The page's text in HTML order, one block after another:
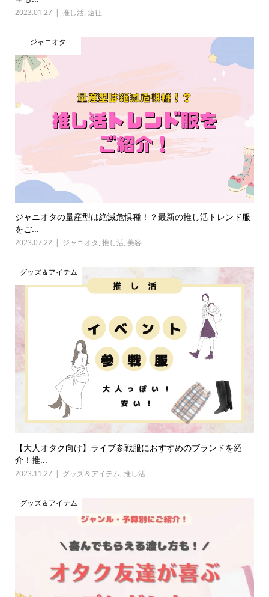
2023.01.27 推し活, 遠征
ジャニオタ
ジャニオタの量産型は絶滅危惧種！？最新の推し活トレンド服
をご...
2023.07.22 ジャニオタ, 推し活, 美容
グッズ＆アイテム
【大人オタク向け】ライブ参戦服におすすめのブランドを紹
介！推...
2023.11.27 グッズ＆アイテム, 推し活
グッズ＆アイテム